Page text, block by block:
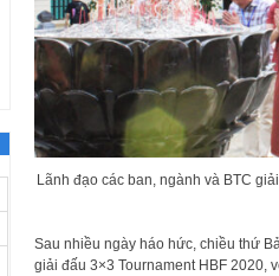
Lãnh đạo các ban, ngành và BTC
Sau nhiều ngày háo hức, chiều thứ
giải đấu 3×3 Tournament HBF 2020,